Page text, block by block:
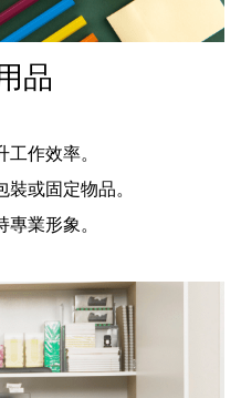
品
作效率。
裝或固定物品。
業形象。